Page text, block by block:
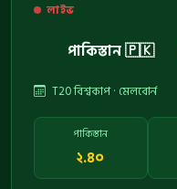
লাইভ
পাকিস্তান 🇵🇰
T20 বিশ্বকাপ · মেলবোর্ন
পাকিস্তান
২.৪০